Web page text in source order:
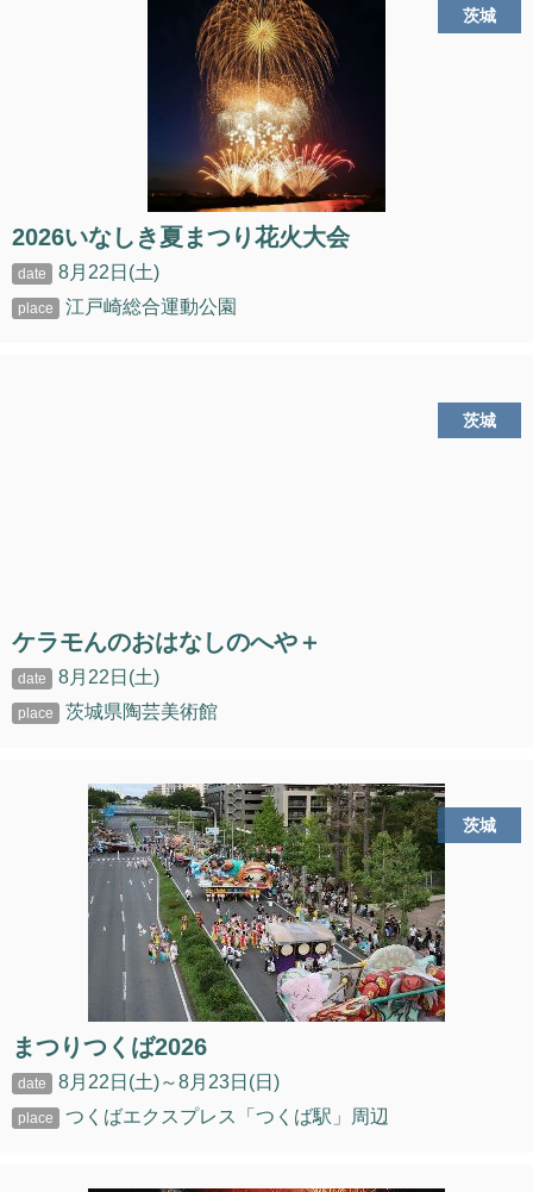
茨城
2026いなしき夏まつり花火大会
8月22日(土)
江戸崎総合運動公園
茨城
ケラモんのおはなしのへや＋
8月22日(土)
茨城県陶芸美術館
茨城
まつりつくば2026
8月22日(土)～8月23日(日)
つくばエクスプレス「つくば駅」周辺